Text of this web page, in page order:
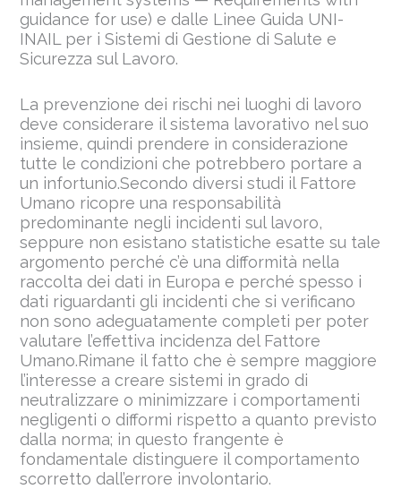
guidance for use) e dalle Linee Guida UNI-
INAIL per i Sistemi di Gestione di Salute e
Sicurezza sul Lavoro.
La prevenzione dei rischi nei luoghi di lavoro
deve considerare il sistema lavorativo nel suo
insieme, quindi prendere in considerazione
tutte le condizioni che potrebbero portare a
un infortunio.Secondo diversi studi il Fattore
Umano ricopre una responsabilità
predominante negli incidenti sul lavoro,
seppure non esistano statistiche esatte su tale
argomento perché c’è una difformità nella
raccolta dei dati in Europa e perché spesso i
dati riguardanti gli incidenti che si verificano
non sono adeguatamente completi per poter
valutare l’effettiva incidenza del Fattore
Umano.Rimane il fatto che è sempre maggiore
l’interesse a creare sistemi in grado di
neutralizzare o minimizzare i comportamenti
negligenti o difformi rispetto a quanto previsto
dalla norma; in questo frangente è
fondamentale distinguere il comportamento
scorretto dall’errore involontario.